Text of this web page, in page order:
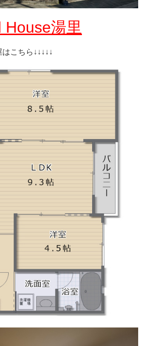
House湯里
こちら↓↓↓↓↓